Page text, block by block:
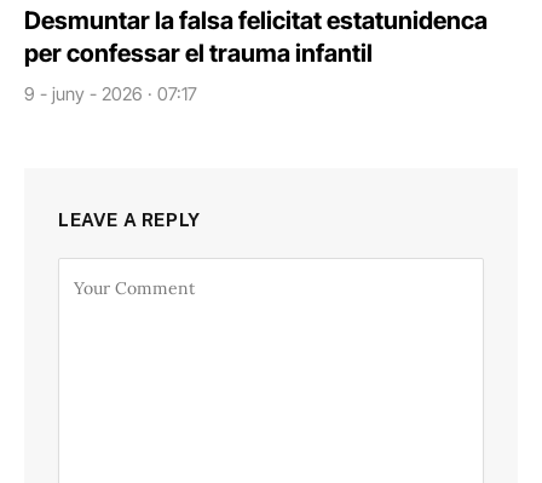
Desmuntar la falsa felicitat estatunidenca
per confessar el trauma infantil
9 - juny - 2026 · 07:17
LEAVE A REPLY